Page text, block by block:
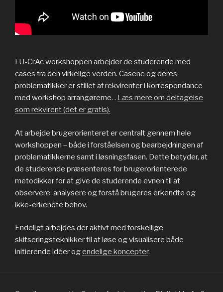
I U-CrAc workshoppen arbejder de studerende med
cases fra den virkelige verden. Casene og deres
problematikker er stillet af rekvirenter i korrespondance
med workshop arrangørerne. . Læs mere om deltagelse
som rekvirent (det er gratis).
At arbejde brugerorienteret er centralt gennem hele
workshoppen – både i forståelsen og bearbejdningen af
problematikkerne samt i løsningsfasen. Dette betyder, at
de studerende præsenteres for brugerorienterede
metodikker for at give de studerende evnen til at
observere, analysere og forstå brugeres erkendte og
ikke-erkendte behov.
Endeligt arbejdes der aktivt med forskellige
skitseringsteknikker til at løse og visualisere både
initierende idéer ogendelige koncepter.